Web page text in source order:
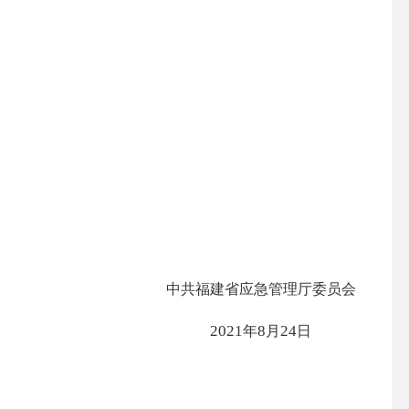
中共福建省应急管理厅委员会
2021年8 月 24日